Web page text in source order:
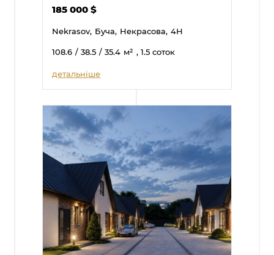
185 000$
Nekrasov, Буча, Некрасова, 4Н
108.6 / 38.5 / 35.4 м² , 1.5 соток
детальніше